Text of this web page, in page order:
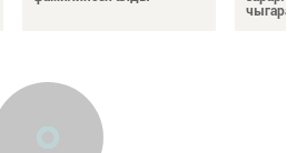
чыгара